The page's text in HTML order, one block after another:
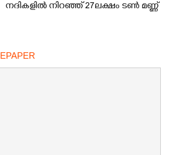
നദികളിൽ നിറഞ്ഞ് 27ലക്ഷം ടൺ മണ്ണ്
EPAPER
×